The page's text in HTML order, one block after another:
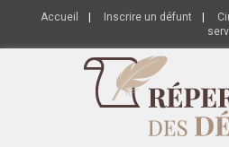
Accueil Inscrire un défunt